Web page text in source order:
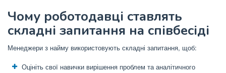
Чому роботодавці ставлять
складні запитання на співбесіді
Менеджери з найму використовують складні запитання, щоб:
Оцініть свої навички вирішення проблем та аналітичного